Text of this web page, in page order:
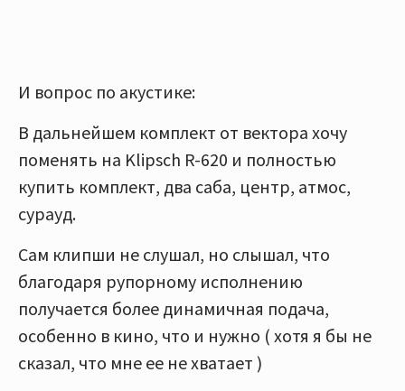
И вопрос по акустике:
В дальнейшем комплект от вектора хочу
поменять на Klipsch R-620 и полностью
купить комплект, два саба, центр, атмос,
сурауд.
Сам клипши не слушал, но слышал, что
благодаря рупорному исполнению
получается более динамичная подача,
особенно в кино, что и нужно ( хотя я бы не
сказал, что мне ее не хватает )